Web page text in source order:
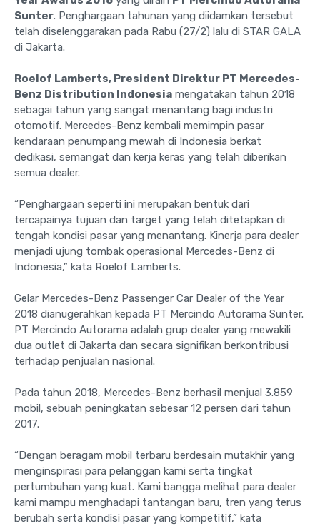
Sunter. Penghargaan tahunan yang diidamkan tersebut
telah diselenggarakan pada Rabu (27/2) lalu di STAR GALA
di Jakarta.
Roelof Lamberts, President Direktur PT Mercedes-
Benz Distribution Indonesia mengatakan tahun 2018
sebagai tahun yang sangat menantang bagi industri
otomotif. Mercedes-Benz kembali memimpin pasar
kendaraan penumpang mewah di Indonesia berkat
dedikasi, semangat dan kerja keras yang telah diberikan
semua dealer.
“Penghargaan seperti ini merupakan bentuk dari
tercapainya tujuan dan target yang telah ditetapkan di
tengah kondisi pasar yang menantang. Kinerja para dealer
menjadi ujung tombak operasional Mercedes-Benz di
Indonesia,” kata Roelof Lamberts.
Gelar Mercedes-Benz Passenger Car Dealer of the Year
2018 dianugerahkan kepada PT Mercindo Autorama Sunter.
PT Mercindo Autorama adalah grup dealer yang mewakili
dua outlet di Jakarta dan secara signifikan berkontribusi
terhadap penjualan nasional.
Pada tahun 2018, Mercedes-Benz berhasil menjual 3.859
mobil, sebuah peningkatan sebesar 12 persen dari tahun
2017.
“Dengan beragam mobil terbaru berdesain mutakhir yang
menginspirasi para pelanggan kami serta tingkat
pertumbuhan yang kuat. Kami bangga melihat para dealer
kami mampu menghadapi tantangan baru, tren yang terus
berubah serta kondisi pasar yang kompetitif,” kata